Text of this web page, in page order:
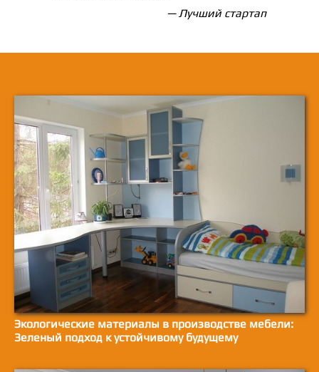
— Лучший стартап
Экологические материалы в производстве мебели:
Зеленый подход к устойчивому будущему